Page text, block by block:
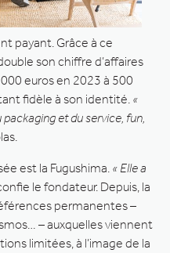
payant. Grâce à ce
double son chiffre d’affaires
euros en 2023 à 500
fidèle à son identité. «
packaging et du service, fun,
est la Fugushima. « Elle a
le fondateur. Depuis, la
permanentes –
– auxquelles viennent
limitées, à l’image de la